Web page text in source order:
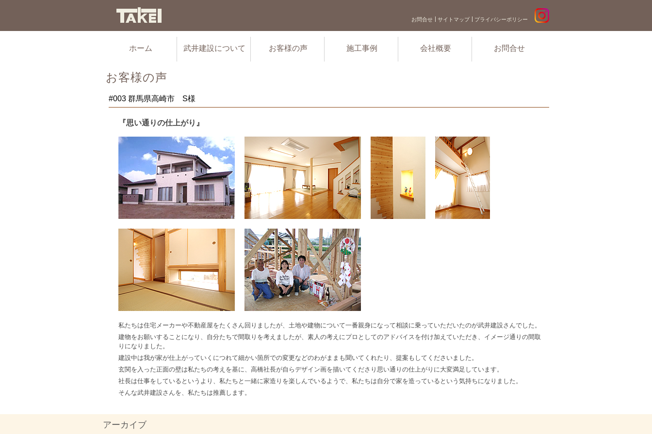
お問合せ サイトマップ プライバシーポリシー
ホーム 武井建設について お客様の声 施工事例 会社概要 お問合せ
お客様の声
#003 群馬県高崎市 S様
『思い通りの仕上がり』
私たちは住宅メーカーや不動産屋をたくさん回りましたが、土地や建物について一番親身になって相談に乗っていただいたのが武井建設さんでした。
建物をお願いすることになり、自分たちで間取りを考えましたが、素人の考えにプロとしてのアドバイスを付け加えていただき、イメージ通りの間取
りになりました。
建設中は我が家が仕上がっていくにつれて細かい箇所での変更などのわがままも聞いてくれたり、提案もしてくださいました。
玄関を入った正面の壁は私たちの考えを基に、高橋社長が自らデザイン画を描いてくださり思い通りの仕上がりに大変満足しています。
社長は仕事をしているというより、私たちと一緒に家造りを楽しんでいるようで、私たちは自分で家を造っているという気持ちになりました。
そんな武井建設さんを、私たちは推薦します。
アーカイブ